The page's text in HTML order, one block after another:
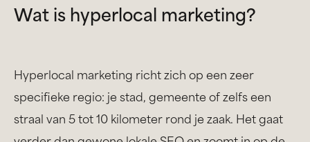
Wat is hyperlocal marketing?
Hyperlocal marketing richt zich op een zeer
specifieke regio: je stad, gemeente of zelfs een
straal van 5 tot 10 kilometer rond je zaak. Het gaat